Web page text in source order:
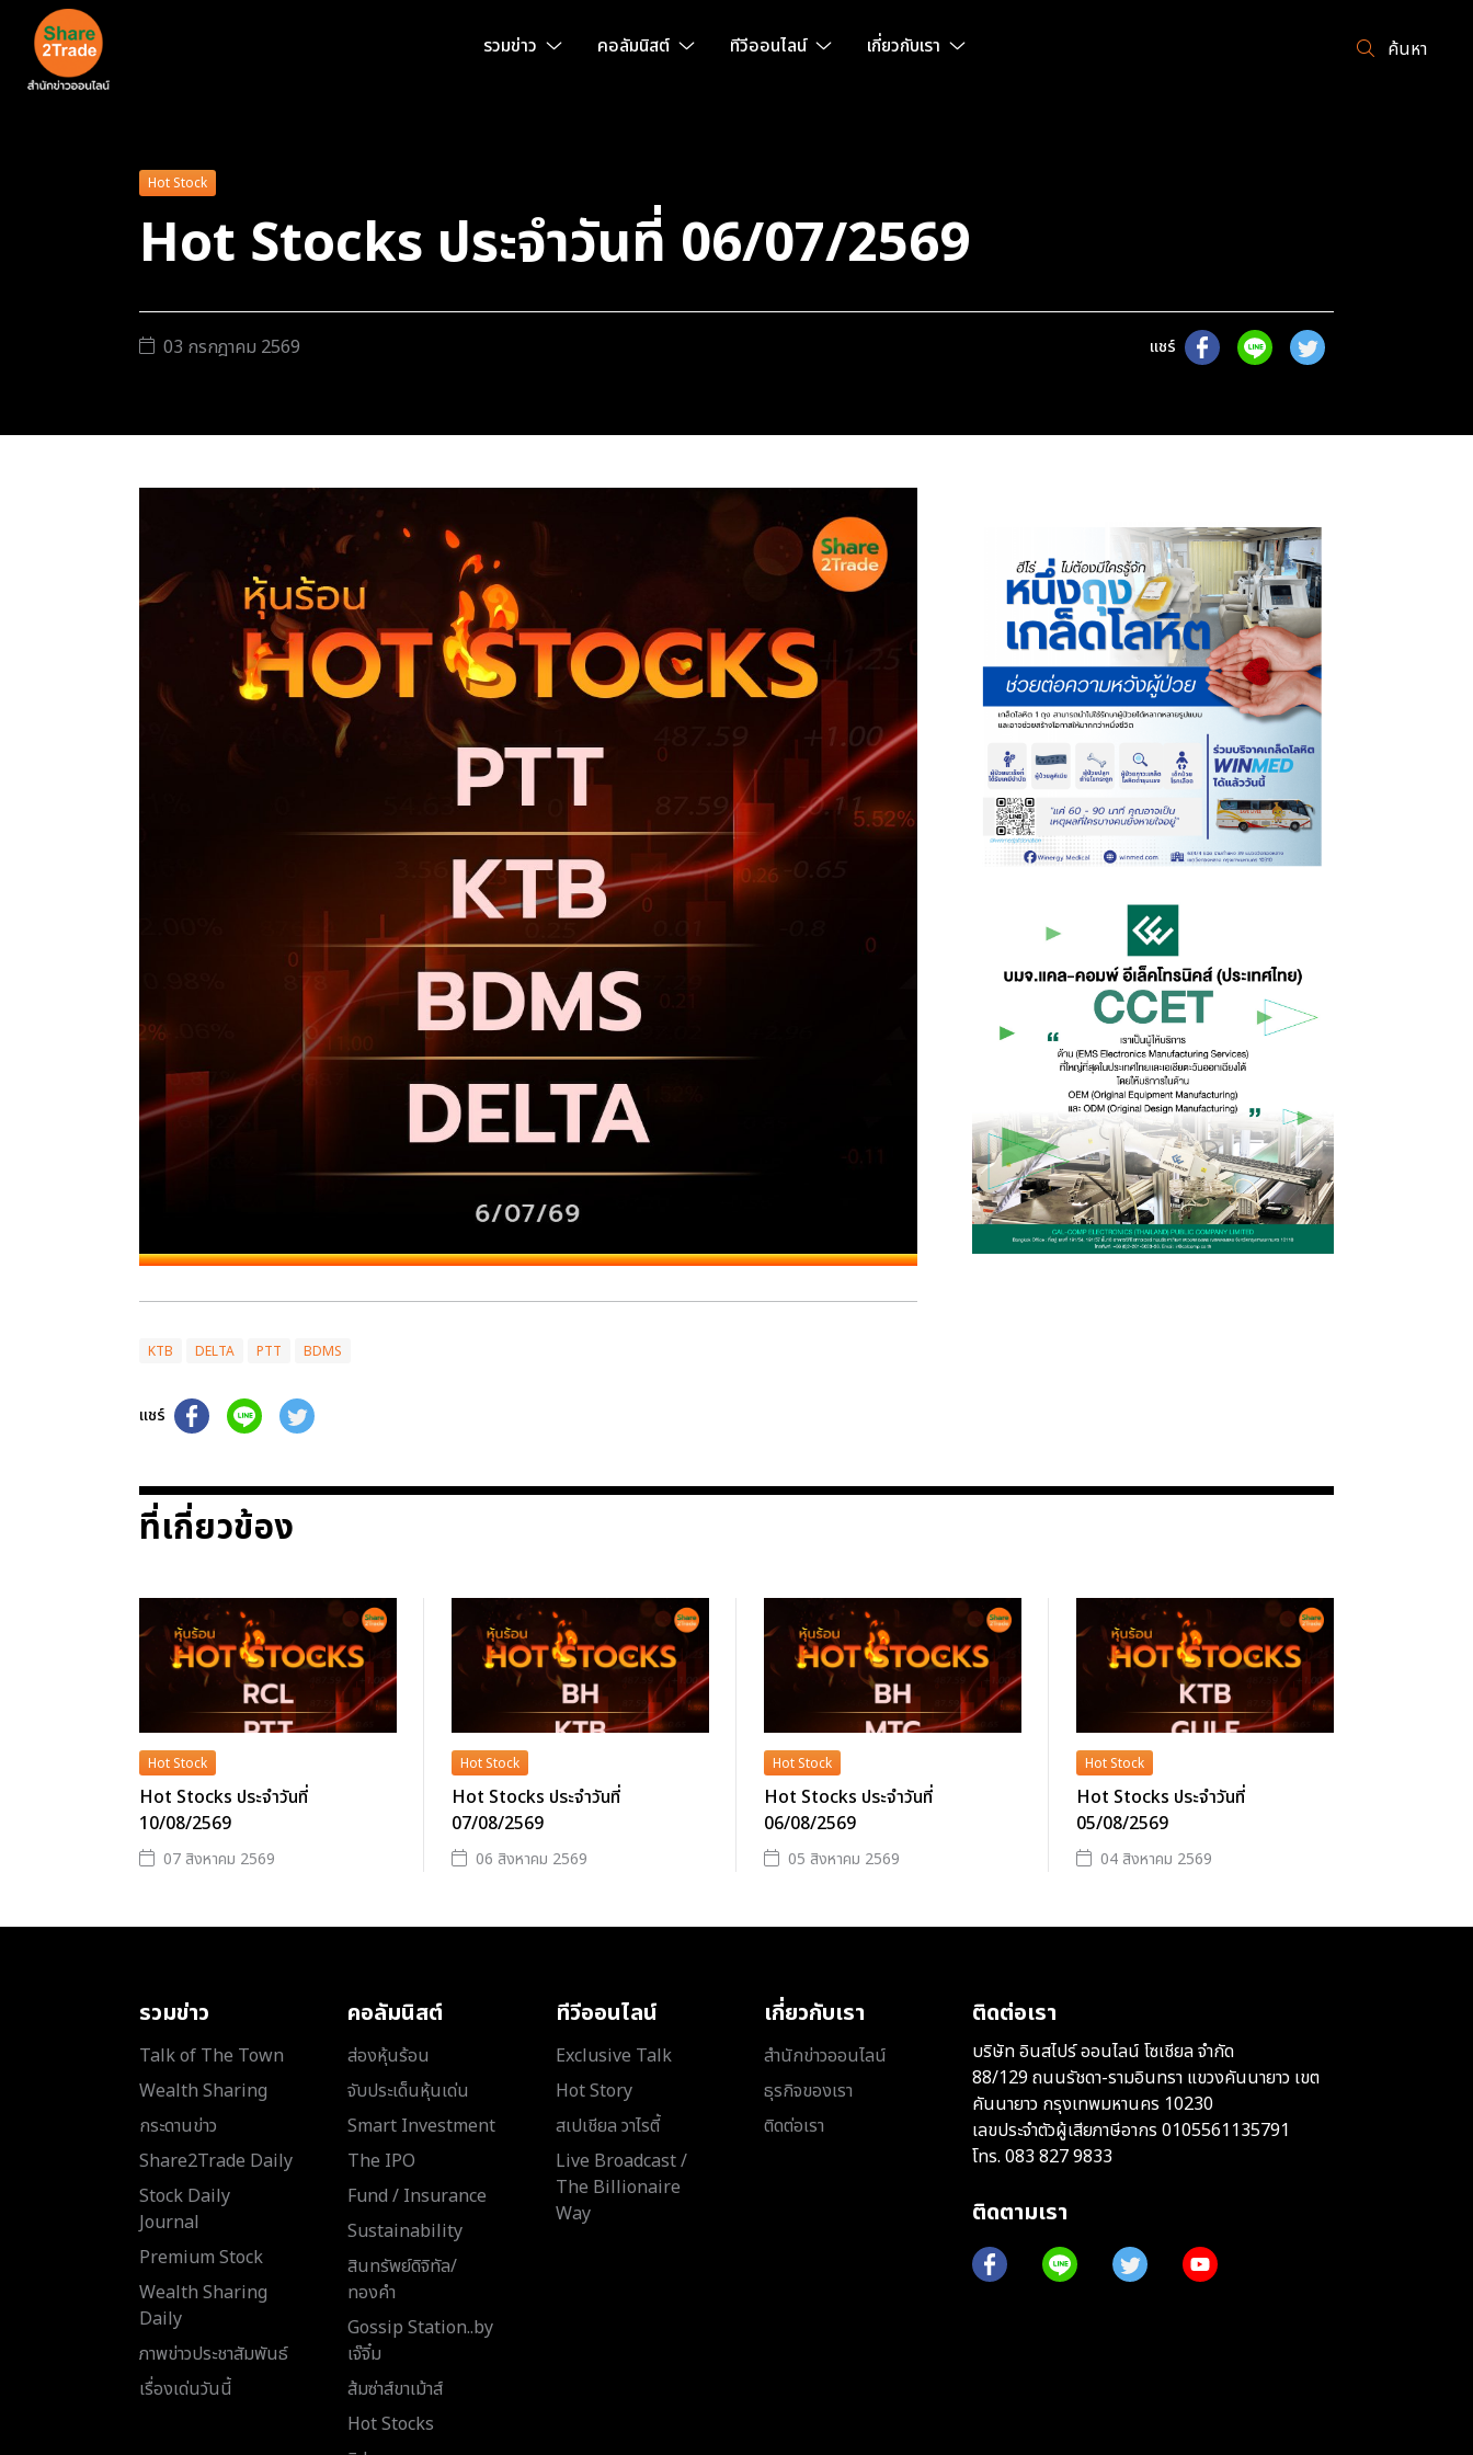
รวมข่าว คอลัมนิสต์ ทีวีออนไลน์ เกี่ยวกับเรา ค้นหา
Hot Stock
Hot Stocks ประจำวันที่ 06/07/2569
03 กรกฎาคม 2569 แชร์
KTB DELTA PTT BDMS
แชร์
ที่เกี่ยวข้อง
Hot Stock
Hot Stocks ประจำวันที่
10/08/2569
07 สิงหาคม 2569
Hot Stock
Hot Stocks ประจำวันที่
07/08/2569
06 สิงหาคม 2569
Hot Stock
Hot Stocks ประจำวันที่
06/08/2569
05 สิงหาคม 2569
Hot Stock
Hot Stocks ประจำวันที่
05/08/2569
04 สิงหาคม 2569
รวมข่าว
Talk of The Town
Wealth Sharing
กระดานข่าว
Share2Trade Daily
Stock Daily
Journal
Premium Stock
Wealth Sharing
Daily
ภาพข่าวประชาสัมพันธ์
เรื่องเด่นวันนี้
คอลัมนิสต์
ส่องหุ้นร้อน
จับประเด็นหุ้นเด่น
Smart Investment
The IPO
Fund / Insurance
Sustainability
สินทรัพย์ดิจิทัล/
ทองคำ
Gossip Station..by
เจ๊จิ๋ม
ส้มซ่าส์ขาเม้าส์
Hot Stocks
ทีวีออนไลน์
Exclusive Talk
Hot Story
สเปเชียล วาไรตี้
Live Broadcast /
The Billionaire
Way
เกี่ยวกับเรา
สำนักข่าวออนไลน์
ธุรกิจของเรา
ติดต่อเรา
ติดต่อเรา
บริษัท อินสไปร์ ออนไลน์ โซเชียล จำกัด
88/129 ถนนรัชดา-รามอินทรา แขวงคันนายาว เขต
คันนายาว กรุงเทพมหานคร 10230
เลขประจำตัวผู้เสียภาษีอากร 0105561135791
โทร. 083 827 9833
ติดตามเรา